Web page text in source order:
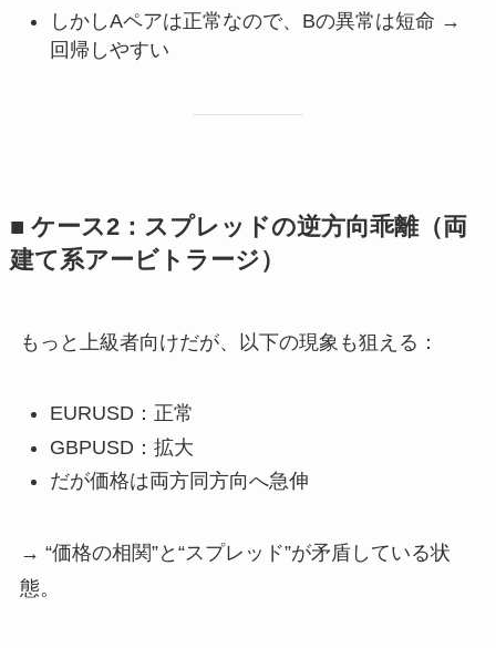
しかしAペアは正常なので、Bの異常は短命 →
回帰しやすい
■ ケース2：スプレッドの逆方向乖離（両
建て系アービトラージ）
もっと上級者向けだが、以下の現象も狙える：
EURUSD：正常
GBPUSD：拡大
だが価格は両方同方向へ急伸
→ “価格の相関”と“スプレッド”が矛盾している状
態。